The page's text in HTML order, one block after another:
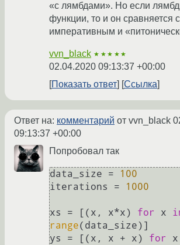
«с лямбдами». Но если
функции, то и он сравняется с
императивным и
vvn_black ★★★★★
02.04.2020 09:13:37 +00:00
Показать ответ
Ссылка
Ответ на: комментарий от vvn_black
09:13:37 +00:00
Попробовал так
data_size =
100
iterations =
1000
xs = [(x, x*x) for x
range(data_size)]
ys = [(x, x + x) for x